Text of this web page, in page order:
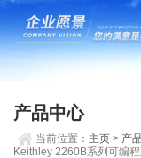
产品中心
当前位置： 主页 > 产
Keithley 2260B系列可编